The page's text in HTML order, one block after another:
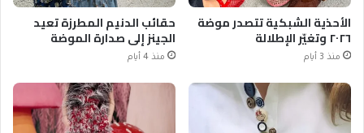
الأحذية الشبكية تتصدر موضة
٢٠٢٦ وتغيّر الإطلالة
منذ 3 أيام
حقائب الدنيم المطرزة تعيد
الجينز إلى صدارة الموضة
منذ 4 أيام